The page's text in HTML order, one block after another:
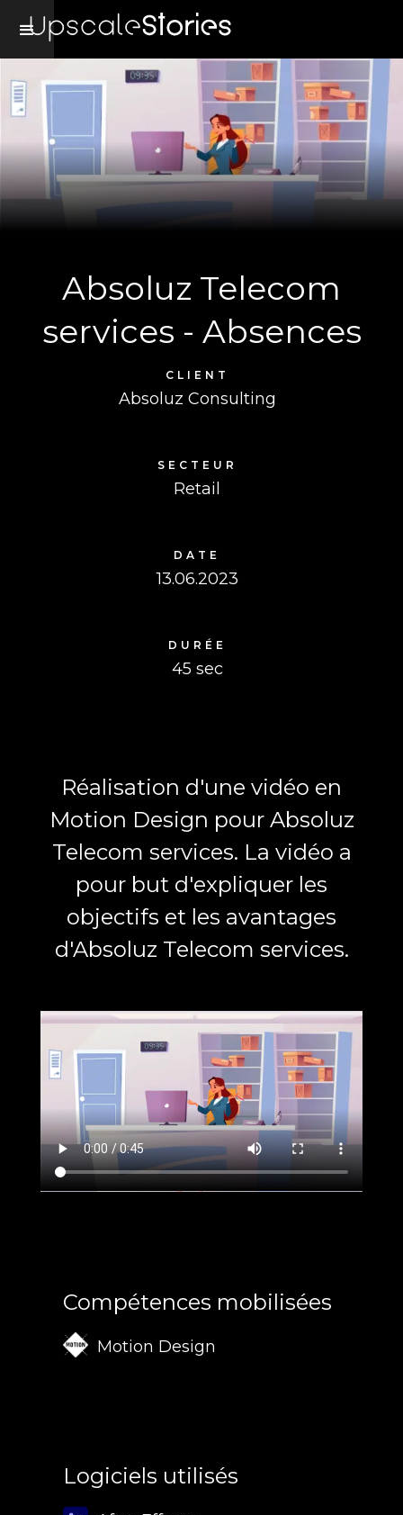
Absoluz Telecom
services - Absences
CLIENT
Absoluz Consulting
SECTEUR
Retail
DATE
13.06.2023
DURÉE
45 sec
Réalisation d'une vidéo en
Motion Design pour Absoluz
Telecom services. La vidéo a
pour but d'expliquer les
objectifs et les avantages
d'Absoluz Telecom services.
Compétences mobilisées
Motion Design
Logiciels utilisés